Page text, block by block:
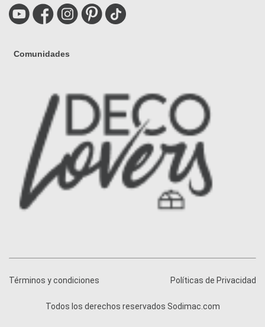
Comunidades
Términos y condiciones Políticas de Privacidad
Todos los derechos reservados Sodimac.com